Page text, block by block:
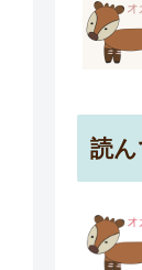
読